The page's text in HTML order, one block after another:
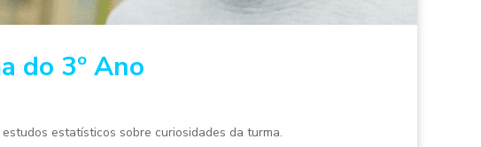
do 3º Ano
estatísticos sobre curiosidades da turma.